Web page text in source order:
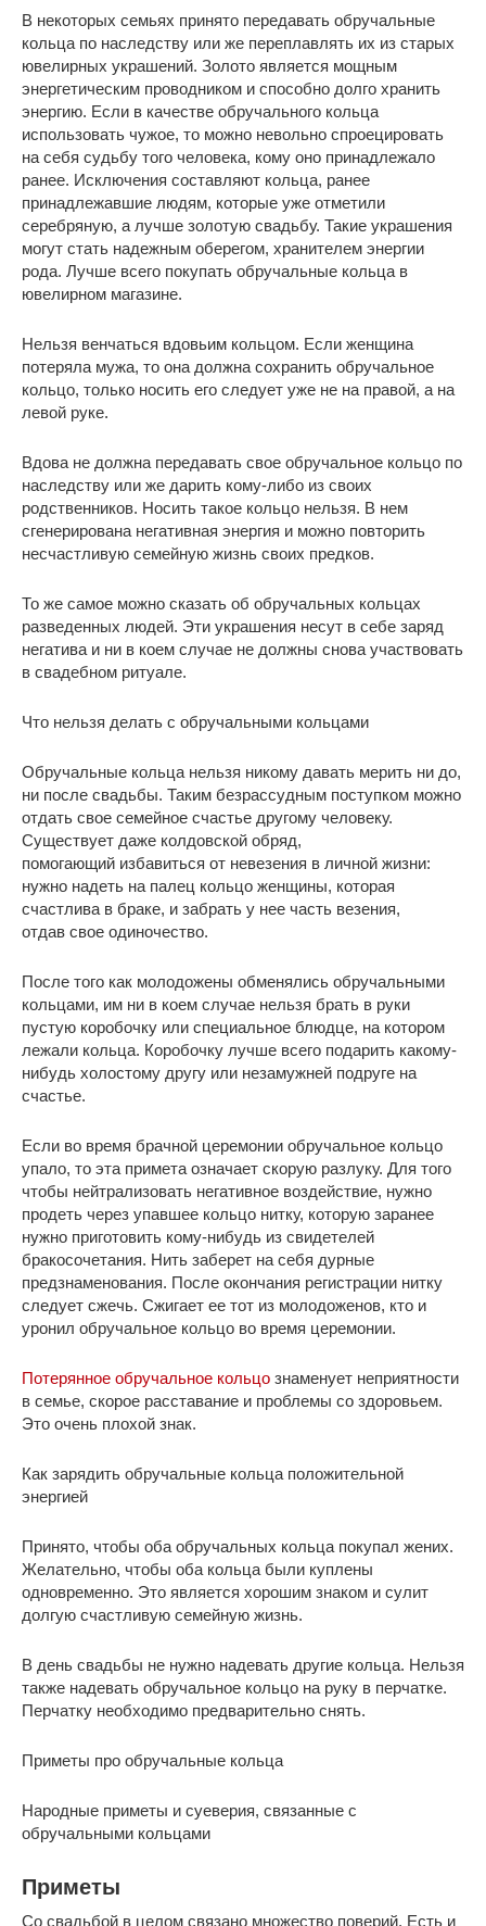
В некоторых семьях принято передавать обручальные
кольца по наследству или же переплавлять их из старых
ювелирных украшений. Золото является мощным
энергетическим проводником и способно долго хранить
энергию. Если в качестве обручального кольца
использовать чужое, то можно невольно спроецировать
на себя судьбу того человека, кому оно принадлежало
ранее. Исключения составляют кольца, ранее
принадлежавшие людям, которые уже отметили
серебряную, а лучше золотую свадьбу. Такие украшения
могут стать надежным оберегом, хранителем энергии
рода. Лучше всего покупать обручальные кольца в
ювелирном магазине.
Нельзя венчаться вдовьим кольцом. Если женщина
потеряла мужа, то она должна сохранить обручальное
кольцо, только носить его следует уже не на правой, а на
левой руке.
Вдова не должна передавать свое обручальное кольцо по
наследству или же дарить кому-либо из своих
родственников. Носить такое кольцо нельзя. В нем
сгенерирована негативная энергия и можно повторить
несчастливую семейную жизнь своих предков.
То же самое можно сказать об обручальных кольцах
разведенных людей. Эти украшения несут в себе заряд
негатива и ни в коем случае не должны снова участвовать
в свадебном ритуале.
Что нельзя делать с обручальными кольцами
Обручальные кольца нельзя никому давать мерить ни до,
ни после свадьбы. Таким безрассудным поступком можно
отдать свое семейное счастье другому человеку.
Существует даже колдовской обряд,
помогающий избавиться от невезения в личной жизни:
нужно надеть на палец кольцо женщины, которая
счастлива в браке, и забрать у нее часть везения,
отдав свое одиночество.
После того как молодожены обменялись обручальными
кольцами, им ни в коем случае нельзя брать в руки
пустую коробочку или специальное блюдце, на котором
лежали кольца. Коробочку лучше всего подарить какому-
нибудь холостому другу или незамужней подруге на
счастье.
Если во время брачной церемонии обручальное кольцо
упало, то эта примета означает скорую разлуку. Для того
чтобы нейтрализовать негативное воздействие, нужно
продеть через упавшее кольцо нитку, которую заранее
нужно приготовить кому-нибудь из свидетелей
бракосочетания. Нить заберет на себя дурные
предзнаменования. После окончания регистрации нитку
следует сжечь. Сжигает ее тот из молодоженов, кто и
уронил обручальное кольцо во время церемонии.
Потерянное обручальное кольцо знаменует неприятности
в семье, скорое расставание и проблемы со здоровьем.
Это очень плохой знак.
Как зарядить обручальные кольца положительной
энергией
Принято, чтобы оба обручальных кольца покупал жених.
Желательно, чтобы оба кольца были куплены
одновременно. Это является хорошим знаком и сулит
долгую счастливую семейную жизнь.
В день свадьбы не нужно надевать другие кольца. Нельзя
также надевать обручальное кольцо на руку в перчатке.
Перчатку необходимо предварительно снять.
Приметы про обручальные кольца
Народные приметы и суеверия, связанные с
обручальными кольцами
Приметы
Со свадьбой в целом связано множество поверий. Есть и